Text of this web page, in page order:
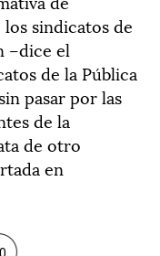
sindicatos de
–dice el
de la Pública
pasar por las
de la
de otro
en
0